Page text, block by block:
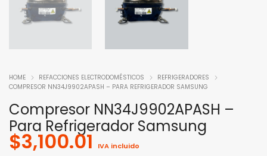
HOME REFACCIONES ELECTRODOMÉSTICOS
REFRIGERADORES
COMPRESOR NN34J9902APASH – PARA REFRIGERADOR SAMSUNG
Compresor NN34J9902APASH –
Para Refrigerador Samsung
$3,100.01 IVA incluido